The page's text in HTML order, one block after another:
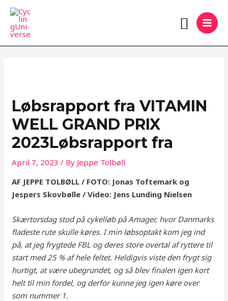
Skip
content
Search
Løbsrapport fra VITAMIN
WELL GRAND PRIX
2023Løbsrapport fra
April 7, 2023/ By Jeppe Tolbøll
AF JEPPE TOLBØLL / FOTO: Jonas Toftemark og
Jespers Skovbølle / Video: Jens Lunding Nielsen
Skærtorsdag stod på cykelløb på Amager, hvor Danmarks
fladeste rute skulle køres. I min løbsoptakt kom jeg ind
på, at jeg frygtede FBL og deres store overtal af ryttere til
start med 25 % af hele feltet. Heldigvis viste den frygt sig
hurtigt, at være ubegrundet, og så blev finalen igen kort
helt til min fordel, og derfor kunne jeg igen køre over
som nummer 1.